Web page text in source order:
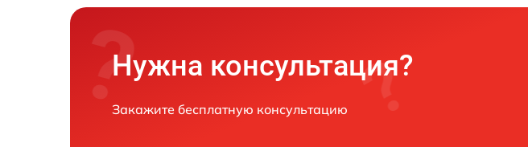
Нужна консультация?
Закажите бесплатную консультацию